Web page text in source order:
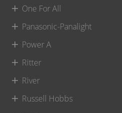
One For All
Panasonic-Panalight
Power A
Ritter
River
Russell Hobbs